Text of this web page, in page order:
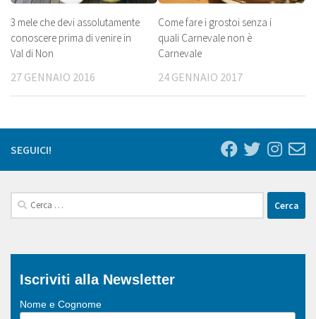
3 mele che devi assolutamente
conoscere prima di venire in
Val di Non
27 GENNAIO 2016
Come fare i grostoi senza i
quali Carnevale non è
Carnevale
24 GENNAIO 2017
SEGUICI!
Ricerca
per:
Iscriviti alla Newsletter
Nome e Cognome